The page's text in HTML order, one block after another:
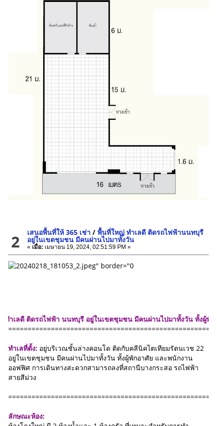
2 เสนอพื้นที่ให้ 365 เช่า /พื้นที่ใหญ่ ทำเลดี ติดรถไฟฟ้านนทบุรี
อยู่ในเขตชุมชน มีคนผ่านไปมาทั้งวัน
« เมื่อ: เมษายน 19, 2024, 02:51:59 PM »
ไฟฟ้า นนทบุรี อยู่ในเขตชุมชน มีคนผ่านไปมาทั้งวัน ทั้งผู้พักอาศัย และ
ทำเลที่ตั้ง: อยู่บริเวณชั้นล่างคอนโด ติดกับคลีนิคไตเทียมรัตนเวช 22
อยู่ในเขตชุมชน มีคนผ่านไปมาทั้งวัน ทั้งผู้พักอาศัย และพนักงาน
ออฟฟิศ การเดินทางสะดวกสามารถลงที่สถานีบางกระสอ รถไฟฟ้า
สายสีม่วง
ลักษณะห้อง: